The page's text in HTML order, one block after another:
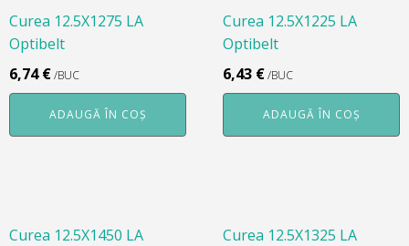
Curea 12.5X1275 LA
Optibelt
6,74€/BUC
ADAUGĂ ÎN COȘ
Curea 12.5X1225 LA
Optibelt
6,43 €/BUC
ADAUGĂ ÎN COȘ
Curea 12.5X1450 LA
Curea 12.5X1325 LA